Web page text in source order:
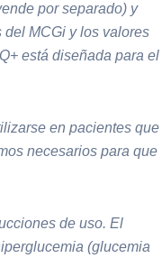
por separado) y
del MCGi y los valores
está diseñada para el
en pacientes que
necesarios para que
de uso. El
(glucemia